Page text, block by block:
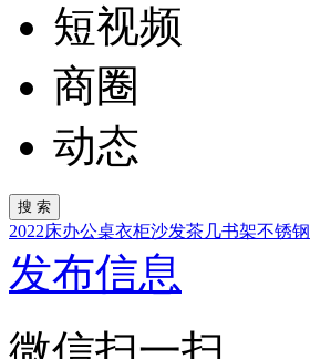
短视频
商圈
动态
2022床办公桌衣柜沙发茶几书架不锈钢
发布信息